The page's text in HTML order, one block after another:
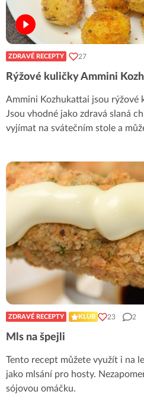
ZDRAVÉ RECEPTY 27
Rýžové kuličky Ammini
Ammini Kozhukattai jsou rýžové
Jsou vhodné jako zdravá slaná
vyjímat na svátečním stole a
ZDRAVÉ RECEPTY KLUB 23 2
Mls na špejli
Tento recept můžete využít i na
jako mlsání pro hosty.
sójovou omáčku.